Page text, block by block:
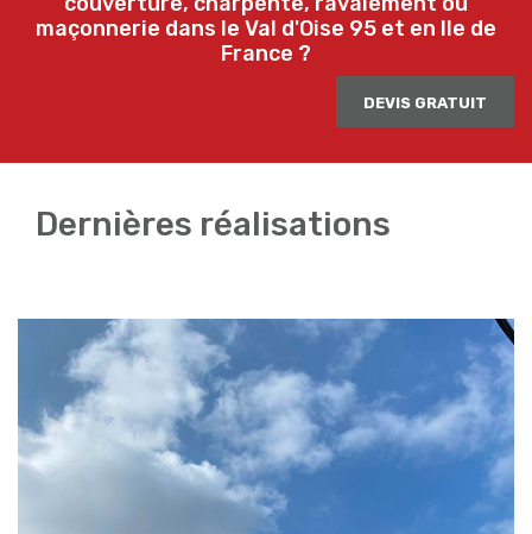
maçonnerie dans le Val d'Oise 95 et en Ile de
France ?
DEVIS GRATUIT
Dernières réalisations